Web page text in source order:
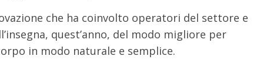
che ha coinvolto operatori del settore e
quest’anno, del modo migliore per
in modo naturale e semplice.